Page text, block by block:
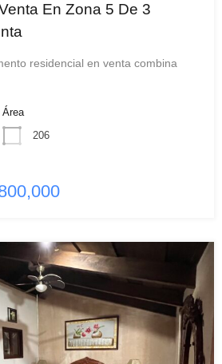
En Zona 5 De 3
residencial en venta combina
Área
206